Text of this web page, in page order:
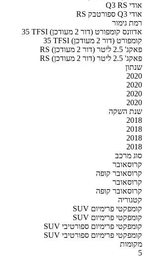
אודי Q3 RS
אודי Q3 ספורטבק RS
רמת גימור
35 TFSI אדוונס קומפורט (דור 2 מעודכן)
35 TFSI קומפורט (דור 2 מעודכן)
RS פאקג' 2.5 ליטר (דור 2 מעודכן)
RS פאקג' 2.5 ליטר (דור 2 מעודכן)
שנתון
2020
2020
2020
2020
שנת השקה
2018
2018
2018
2018
סוג מרכב
קרוסאובר
קרוסאובר קופה
קרוסאובר
קרוסאובר קופה
קטגוריה
SUV קומפקטי פרימיום
SUV קומפקטי פרימיום
SUV קומפקטי פרימיום ספורטיבי
SUV קומפקטי פרימיום ספורטיבי
מקומות
5